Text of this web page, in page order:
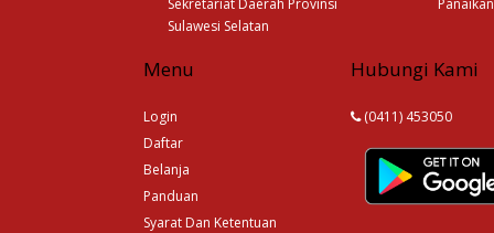
Sekretariat Daerah Provinsi
Sulawesi Selatan
Menu
Login
Daftar
Belanja
Panduan
Syarat Dan Ketentuan
Hubungi Kami
(0411) 453050